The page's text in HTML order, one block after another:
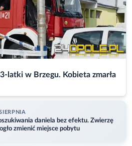
latki w Brzegu. Kobieta zmarła
daniela bez efektu. Zwierzę
zmienić miejsce pobytu